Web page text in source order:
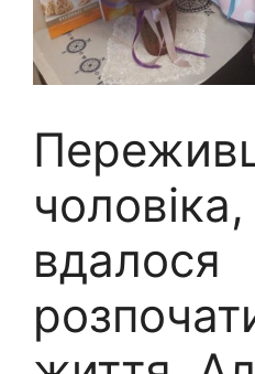
чоловіка,
вдалося